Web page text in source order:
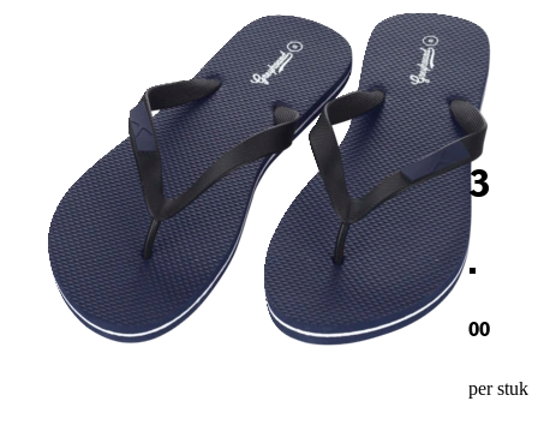
3
.
00
per stuk